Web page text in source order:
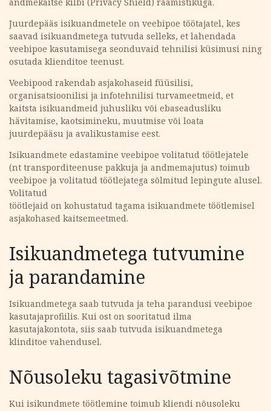
Juurdepääs isikuandmetele on veebipoe töötajatel, kes
saavad isikuandmetega tutvuda selleks, et lahendada
veebipoe kasutamisega seonduvaid tehnilisi küsimusi ning
osutada klienditoe teenust.
Veebipood rakendab asjakohaseid füüsilisi,
organisatsioonilisi ja infotehnilisi turvameetmeid, et
kaitsta isikuandmeid juhusliku või ebaseadusliku
hävitamise, kaotsimineku, muutmise või loata
juurdepääsu ja avalikustamise eest.
Isikuandmete edastamine veebipoe volitatud töötlejatele
(nt transporditeenuse pakkuja ja andmemajutus) toimub
veebipoe ja volitatud töötlejatega sõlmitud lepingute alusel.
Volitatud
töötlejaid on kohustatud tagama isikuandmete töötlemisel
asjakohased kaitsemeetmed.
Isikuandmetega tutvumine
ja parandamine
Isikuandmetega saab tutvuda ja teha parandusi veebipoe
kasutajaprofiilis. Kui ost on sooritatud ilma
kasutajakontota, siis saab tutvuda isikuandmetega
klinditoe vahendusel.
Nõusoleku tagasivõtmine
Kui isikundmete töötlemine toimub kliendi nõusoleku